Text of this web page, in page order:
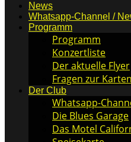
News
Whatsapp-Channel /
Programm
Programm
Konzertliste
Der aktuelle Flyer
Fragen zur
Der Club
Whatsapp-
Die Blues Garage
Das Motel